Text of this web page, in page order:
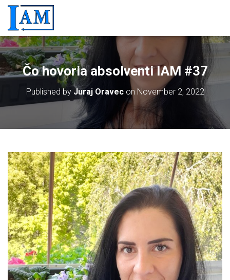
Čo hovoria absolventi IAM #37
Published by Juraj Oravecon November 2, 2022